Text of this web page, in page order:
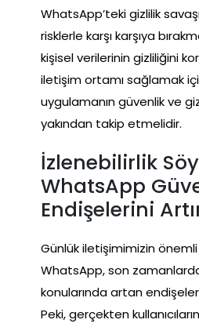
WhatsApp’teki gizlilik
risklerle karşı karşıya
kişisel verilerinin gizliliğini
iletişim ortamı sağlamak
uygulamanın güvenlik ve
yakından takip etmelidir.
İzlenebilirlik
WhatsApp
Endişelerini
Günlük iletişimimizin
WhatsApp, son
konularında artan
Peki, gerçekten